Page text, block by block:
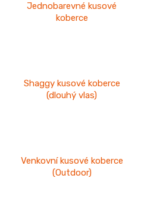
Jednobarevné kusové
koberce
Shaggy kusové koberce
(dlouhý vlas)
Venkovní kusové koberce
(Outdoor)